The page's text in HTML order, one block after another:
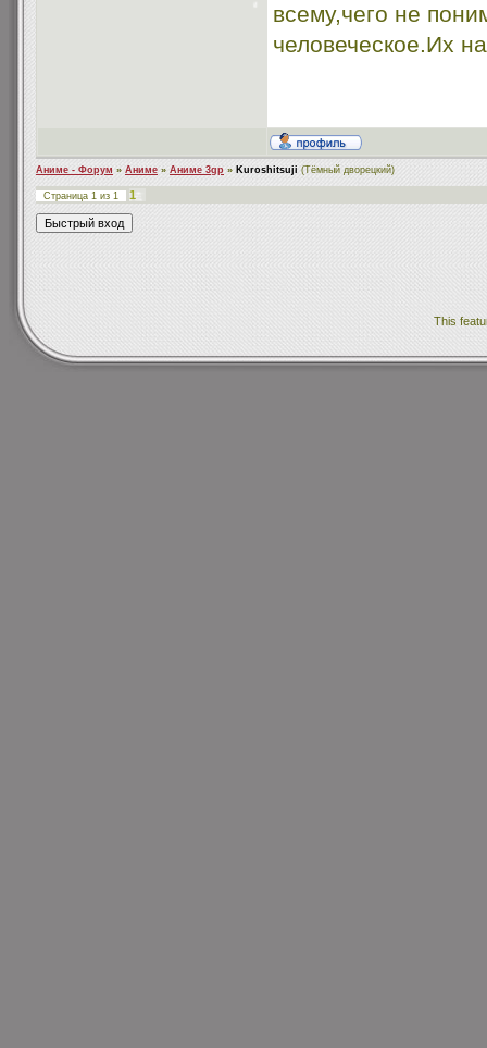
всему,чего не
человеческое.Их
Аниме - Форум » Аниме » Аниме 3gp » Kuroshitsuji (Тёмный дворецкий)
Страница 1 из 1 1
This